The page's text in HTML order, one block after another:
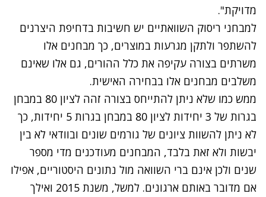
מדויקת".
למבחני ריסוק השוואתיים יש חשיבות בדחיפת היצרנים
להשתפר ולתקן מגרעות במוצרים, כך מבחנים אלו
משרתים בצורה עקיפה את כלל ההורים, גם אלו שאינם
משלבים מבחנים אלו בבחירה האישית.
ממש כמו שלא ניתן להתייחס בצורה זהה לציון 80 במבחן
בגרות של 3 יחידות לציון 80 במבחן בגרות 5 יחידות, כך
לא ניתן להשוות ציונים של גורמים שונים ובוודאי לא בין
יבשות ולא זאת בלבד, המבחנים מעודכנים מדי מספר
שנים ולכן אינם ברי השוואה מול נתונים היסטוריים, אפילו
אם מדובר באותם ארגונים. למשל, משנת 2015 ואילך